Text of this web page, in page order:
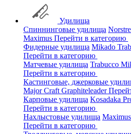
Удилища
Спиннинговые удилища
Maximus Перейти в категорию
Фидерные удилища Mikado
Перейти в категорию
Матчевые удилища Trabucco
Перейти в категорию
Кастинговые, джерковые
Major Craft Graphiteleader
Карповые удилища Kosadaka
Перейти в категорию
Нахлыстовые удилища Maximus
Перейти в категорию